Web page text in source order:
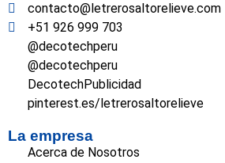
contacto@letrerosaltorelieve.com
+51 926 999 703
@decotechperu
@decotechperu
DecotechPublicidad
pinterest.es/letrerosaltorelieve
La empresa
Acerca de Nosotros